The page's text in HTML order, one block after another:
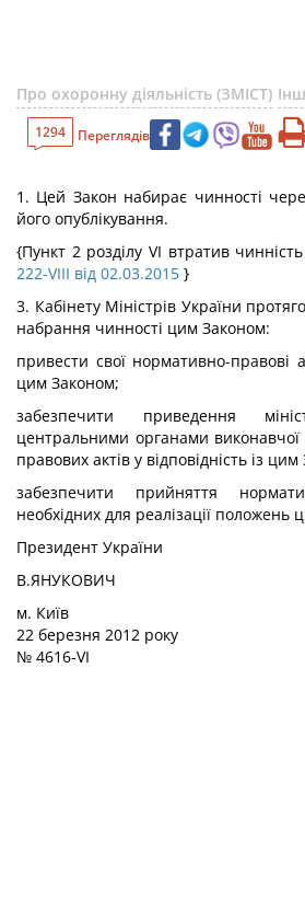
Про охоронну діяльність (ЗМІСТ)
1294 Переглядів
1. Цей Закон набирає чинності
його опублікування.
{Пункт 2 розділу VI втратив
222-VIII від 02.03.2015 }
3. Кабінету Міністрів України
набрання чинності цим Законом:
привести свої нормативно-правові
цим Законом;
забезпечити приведення
центральними органами
правових актів у відповідність із
забезпечити прийняття
необхідних для реалізації положень
Президент України
В.ЯНУКОВИЧ
м. Київ
22 березня 2012 року
№ 4616-VI